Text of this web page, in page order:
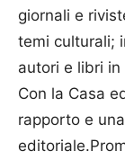
giornali e
temi culturali;
autori e libri
Con la Casa
rapporto e